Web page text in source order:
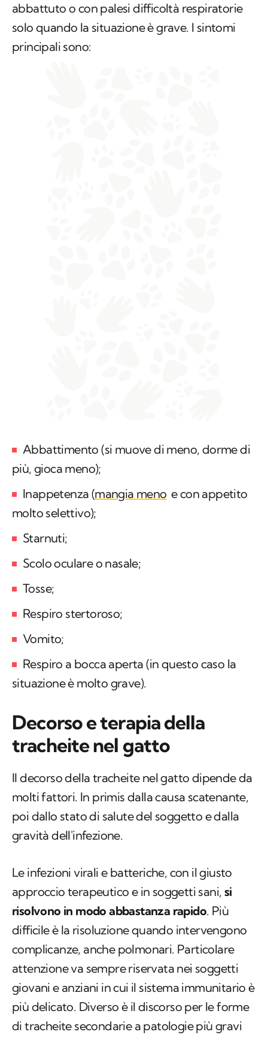
abbattuto o con palesi difficoltà respiratorie
solo quando la situazione è grave. I sintomi
principali sono:
Abbattimento (si muove di meno, dorme di
più, gioca meno);
Inappetenza (mangia meno e con appetito
molto selettivo);
Starnuti;
Scolo oculare o nasale;
Tosse;
Respiro stertoroso;
Vomito;
Respiro a bocca aperta (in questo caso la
situazione è molto grave).
Decorso e terapia della
tracheite nel gatto
Il decorso della tracheite nel gatto dipende da
molti fattori. In primis dalla causa scatenante,
poi dallo stato di salute del soggetto e dalla
gravità dell'infezione.
Le infezioni virali e batteriche, con il giusto
approccio terapeutico e in soggetti sani, si
risolvono in modo abbastanza rapido. Più
difficile è la risoluzione quando intervengono
complicanze, anche polmonari. Particolare
attenzione va sempre riservata nei soggetti
giovani e anziani in cui il sistema immunitario è
più delicato. Diverso è il discorso per le forme
di tracheite secondarie a patologie più gravi